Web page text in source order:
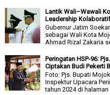
Lantik Wali–Wawali
Leadership
Gubernur Jatim
sebagai Wali Kota
Ahmad Rizal Zakaria
Peringatan HSP-96:
Ciptakan Budi Pekerti
Foto: Pjs. Bupati
Inspektur Upacara
tahun 2024 di